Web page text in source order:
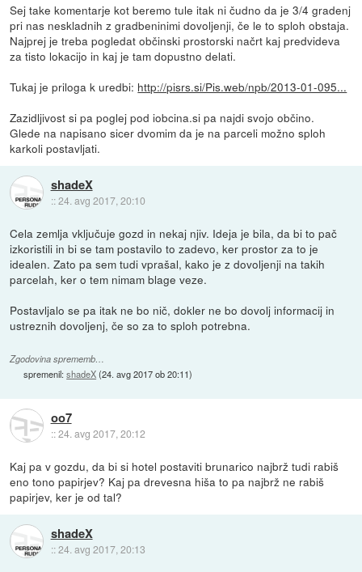
Sej take komentarje kot beremo tule itak ni čudno da je 3/4 gradenj
pri nas neskladnih z gradbeninimi dovoljenji, če le to sploh obstaja.
Najprej je treba pogledat občinski prostorski načrt kaj predvideva
za tisto lokacijo in kaj je tam dopustno delati.
Tukaj je priloga k uredbi: http://pisrs.si/Pis.web/npb/2013-01-095...
Zazidljivost si pa poglej pod iobcina.si pa najdi svojo občino.
Glede na napisano sicer dvomim da je na parceli možno sploh
karkoli postavljati.
shadeX
::24. avg 2017, 20:10
Cela zemlja vključuje gozd in nekaj njiv. Ideja je bila, da bi to pač
izkoristili in bi se tam postavilo to zadevo, ker prostor za to je
idealen. Zato pa sem tudi vprašal, kako je z dovoljenji na takih
parcelah, ker o tem nimam blage veze.
Postavljalo se pa itak ne bo nič, dokler ne bo dovolj informacij in
ustreznih dovoljenj, če so za to sploh potrebna.
Zgodovina sprememb…
spremenil:shadeX(24. avg 2017 ob 20:11)
oo7
::24. avg 2017, 20:12
Kaj pa v gozdu, da bi si hotel postaviti brunarico najbrž tudi rabiš
eno tono papirjev? Kaj pa drevesna hiša to pa najbrž ne rabiš
papirjev, ker je od tal?
shadeX
::24. avg 2017, 20:13